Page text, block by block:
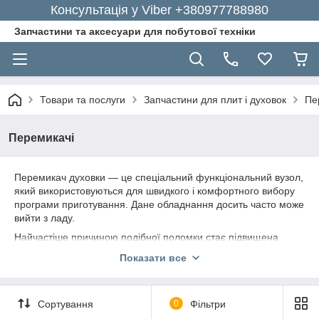
Консультація у Viber +380977788980
Запчастини та аксесуари для побутової техніки
Товари та послуги Запчастини для плит і духовок
Перемикачі
Перемикач духовки ― це спеціальний функціональний вузол,
який використовуються для швидкого і комфортного вибору
програми приготування. Дане обладнання досить часто може
вийти з ладу.
Найчастіше причиною подібної поломки стає підвищена
випадку, необхідно придбати перемикач духовки для заміни
У цьому вам може допомогти
спеціалізований на продажу
Показати все
Сортування 0 Фільтри